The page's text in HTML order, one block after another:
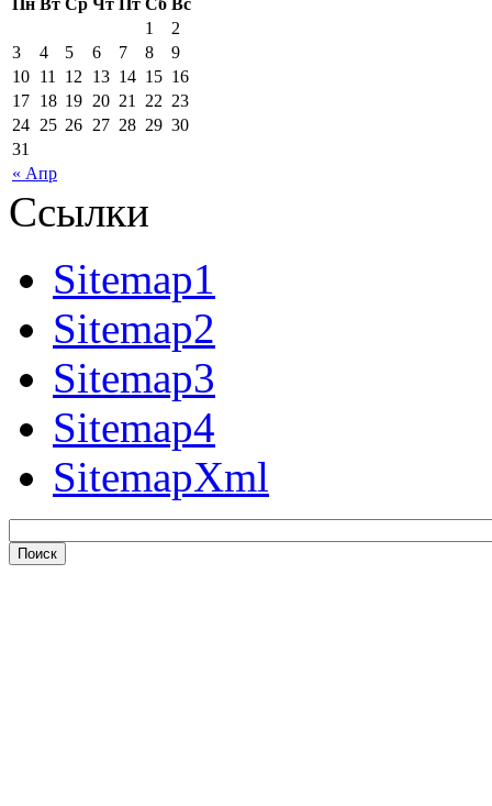
« Апр
1
2
3
4 5 6 7 8
9
10 11 12 13 14 15 16
17 18 19 20 21 22 23
24 25 26 27 28 29 30
31
Ссылки
Sitemap1
Sitemap2
Sitemap3
Sitemap4
SitemapXml